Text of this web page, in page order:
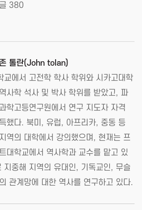
380
톨란(John tolan)
교에서 고전학 학사 학위와 시카고대학
사학 석사 및 박사 학위를 받았고, 파
학고등연구원에서 연구 지도자 자격
했다. 북미, 유럽, 아프리카, 중동 등
역의 대학에서 강의했으며, 현재는 프
대학교에서 역사학과 교수를 맡고 있
지중해 지역의 유대인, 기독교인, 무슬
관계망에 대한 역사를 연구하고 있다.